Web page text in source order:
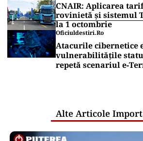
CNAIR: Aplicarea
rovinietă și sistemul
la 1 octombrie
Oficiuldestiri.ro
Atacurile cibernetice
vulnerabilitățile
repetă scenariul
Alte Articole